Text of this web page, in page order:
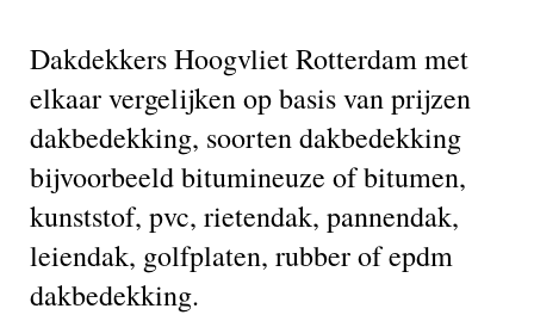
Dakdekkers Hoogvliet Rotterdam met
elkaar vergelijken op basis van prijzen
dakbedekking, soorten dakbedekking
bijvoorbeeld bitumineuze of bitumen,
kunststof, pvc, rietendak, pannendak,
leiendak, golfplaten, rubber of epdm
dakbedekking.